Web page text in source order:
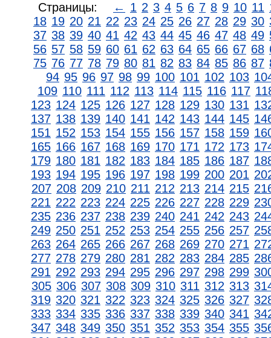
Страницы: ← 1 2 3 4 5 6 7 8 9 10 11
18 19 20 21 22 23 24 25 26 27 28 29 30
37 38 39 40 41 42 43 44 45 46 47 48 49
56 57 58 59 60 61 62 63 64 65 66 67 68
75 76 77 78 79 80 81 82 83 84 85 86 87
94 95 96 97 98 99 100 101 102 103
109 110 111 112 113 114 115 116 117
123 124 125 126 127 128 129 130 131
137 138 139 140 141 142 143 144 145
151 152 153 154 155 156 157 158 159
165 166 167 168 169 170 171 172 173
179 180 181 182 183 184 185 186 187
193 194 195 196 197 198 199 200 201
207 208 209 210 211 212 213 214 215
221 222 223 224 225 226 227 228 229
235 236 237 238 239 240 241 242 243
249 250 251 252 253 254 255 256 257
263 264 265 266 267 268 269 270 271
277 278 279 280 281 282 283 284 285
291 292 293 294 295 296 297 298 299
305 306 307 308 309 310 311 312 313
319 320 321 322 323 324 325 326 327
333 334 335 336 337 338 339 340 341
347 348 349 350 351 352 353 354 355